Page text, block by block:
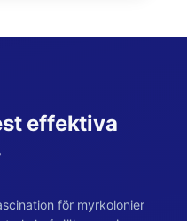
effektiva
för myrkolonier